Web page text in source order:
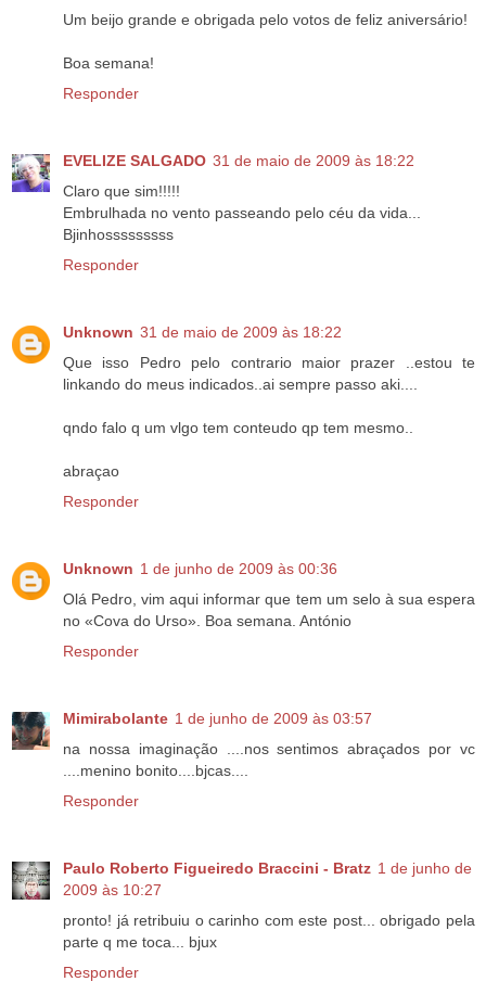
Um beijo grande e obrigada pelo votos de feliz aniversário!
Boa semana!
Responder
EVELIZE SALGADO 31 de maio de 2009 às 18:22
Claro que sim!!!!!
Embrulhada no vento passeando pelo céu da vida...
Bjinhosssssssss
Responder
Unknown 31 de maio de 2009 às 18:22
Que isso Pedro pelo contrario maior prazer ..estou te
linkando do meus indicados..ai sempre passo aki....
qndo falo q um vlgo tem conteudo qp tem mesmo..
abraçao
Responder
Unknown 1 de junho de 2009 às 00:36
Olá Pedro, vim aqui informar que tem um selo à sua espera
no «Cova do Urso». Boa semana. António
Responder
Mimirabolante 1 de junho de 2009 às 03:57
na nossa imaginação ....nos sentimos abraçados por vc
....menino bonito....bjcas....
Responder
Paulo Roberto Figueiredo Braccini - Bratz 1 de junho de
2009 às 10:27
pronto! já retribuiu o carinho com este post... obrigado pela
parte q me toca... bjux
Responder